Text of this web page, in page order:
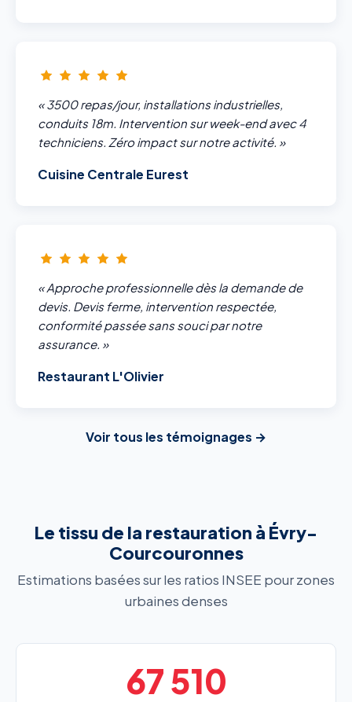
« 3500 repas/jour, installations industrielles,
conduits 18m. Intervention sur week-end avec 4
techniciens. Zéro impact sur notre activité. »
Cuisine Centrale Eurest
« Approche professionnelle dès la demande de
devis. Devis ferme, intervention respectée,
conformité passée sans souci par notre
assurance. »
Restaurant L'Olivier
Voir tous les témoignages →
Le tissu de la restauration à Évry-
Courcouronnes
Estimations basées sur les ratios INSEE pour zones
urbaines denses
67 510